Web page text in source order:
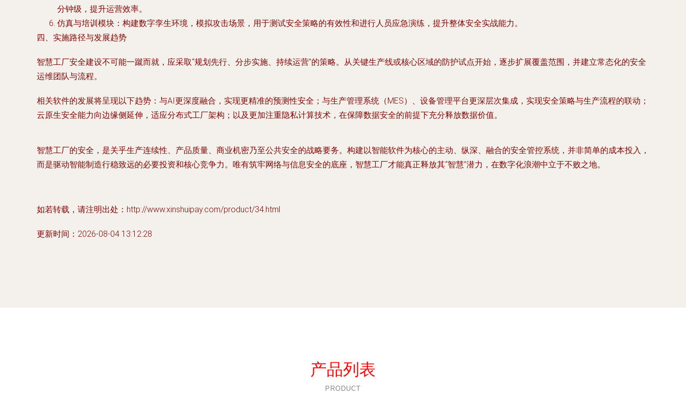
分钟级，提升运营效率。
仿真与培训模块 ：构建数字孪生环境，模拟攻击场景，用于测试安全策略的有效性和进行人员应急演练，提升整体安全实战能力。
四、实施路径与发展趋势
智慧工厂安全建设不可能一蹴而就，应采取“规划先行、分步实施、持续运营”的策略。从关键生产线或核心区域的防护试点开始，逐步扩展覆盖范围，并建立常态化的安全
运维团队与流程。
相关软件的发展将呈现以下趋势：与AI更深度融合，实现更精准的预测性安全；与生产管理系统（MES）、设备管理平台更深层次集成，实现安全策略与生产流程的联动；
云原生安全能力向边缘侧延伸，适应分布式工厂架构；以及更加注重隐私计算技术，在保障数据安全的前提下充分释放数据价值。
智慧工厂的安全，是关乎生产连续性、产品质量、商业机密乃至公共安全的战略要务。构建以智能软件为核心的主动、纵深、融合的安全管控系统，并非简单的成本投入，
而是驱动智能制造行稳致远的必要投资和核心竞争力。唯有筑牢网络与信息安全的底座，智慧工厂才能真正释放其“智慧”潜力，在数字化浪潮中立于不败之地。
如若转载，请注明出处：http://www.xinshuipay.com/product/34.html
更新时间：2026-08-04 13:12:28
产品列表
PRODUCT